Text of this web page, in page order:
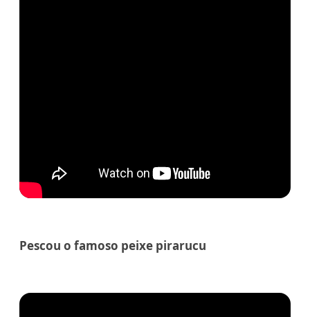
Pescou o famoso peixe pirarucu